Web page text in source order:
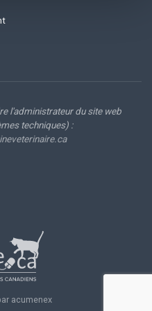
l'administrateur du site web
techniques) :
acumenex